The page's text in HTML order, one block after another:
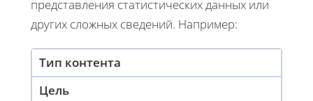
представления статистических данных или
других сложных сведений. Например:
Тип контента
Цель